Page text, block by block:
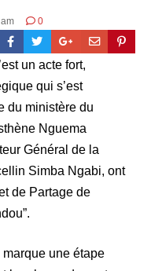
0
un acte fort,
qui s’est
du ministère du
Nguema
Général de la
Simba Ngabi, ont
de Partage de
marque une étape